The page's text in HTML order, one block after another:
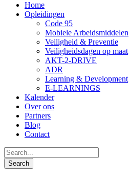
Home
Opleidingen
Code 95
Mobiele Arbeidsmiddelen
Veiligheid & Preventie
Veiligheidsdagen op maat
AKT-2-DRIVE
ADR
Learning & Development
E-LEARNINGS
Kalender
Over ons
Partners
Blog
Contact